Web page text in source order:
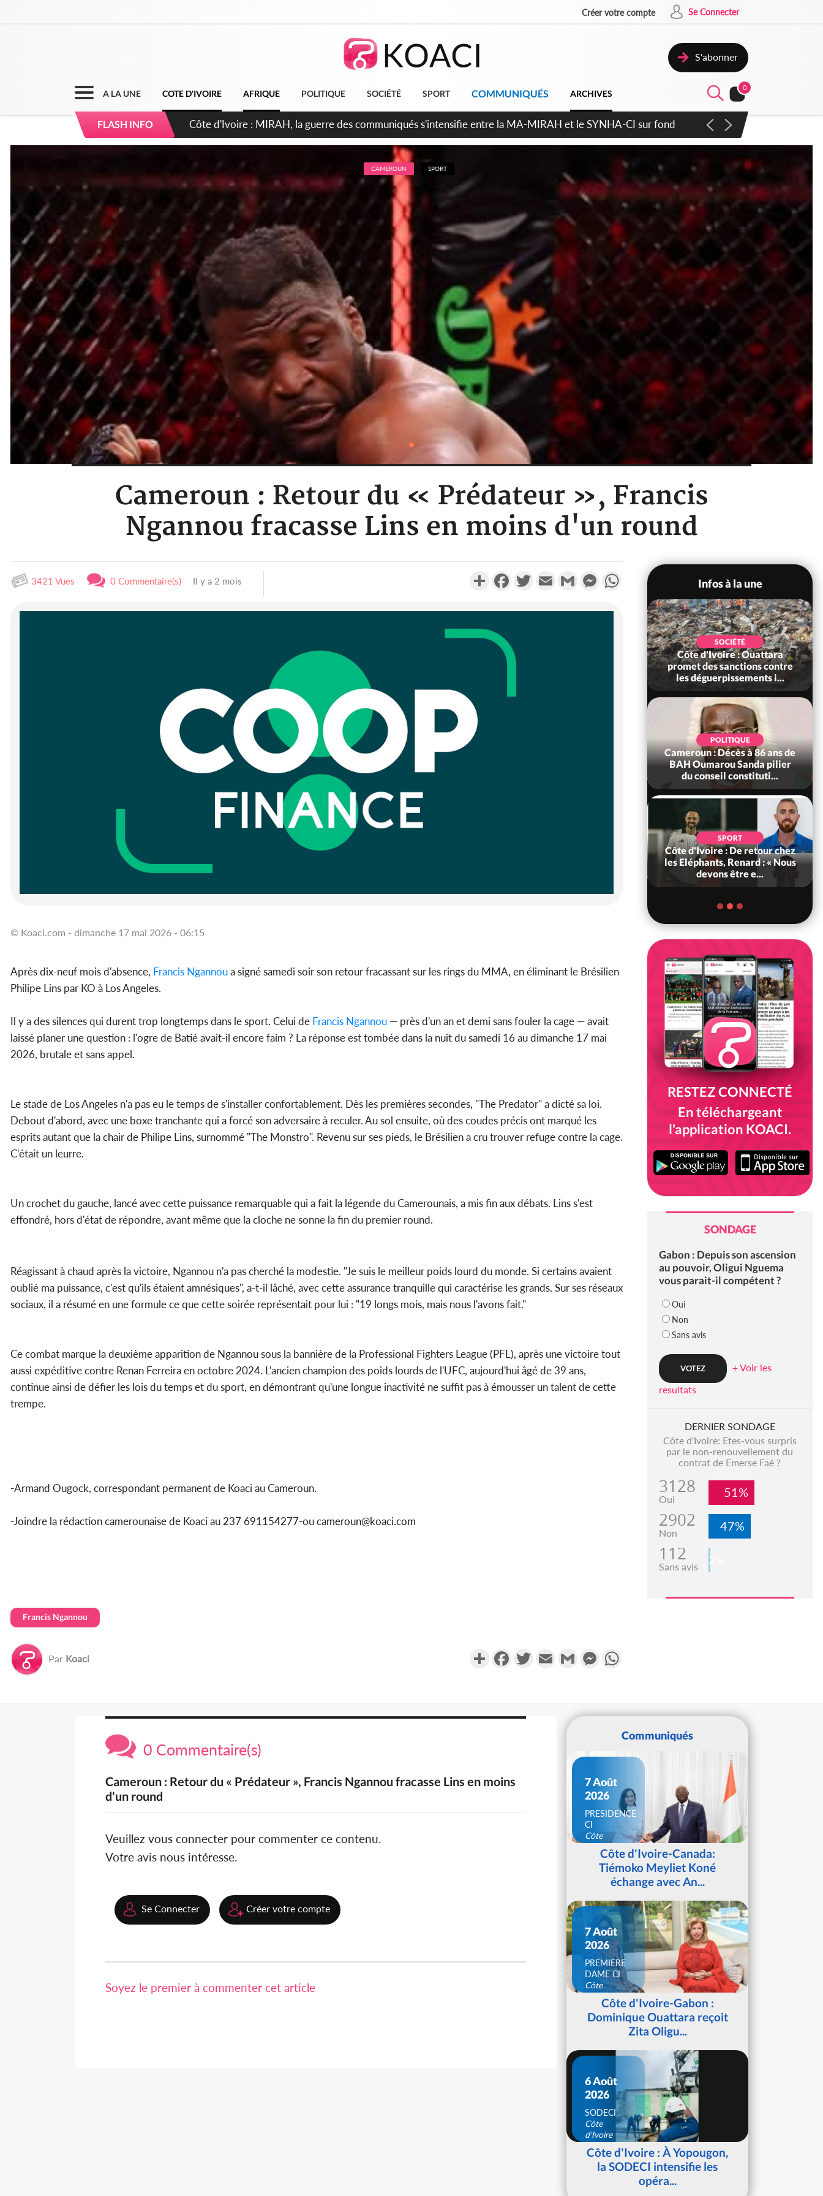
Créer votre compte Se Connecter
S'abonner
A LA UNE COTE D'IVOIRE AFRIQUE POLITIQUE SOCIÉTÉ SPORT COMMUNIQUÉS ARCHIVES
0
FLASH INFO Côte d'Ivoire : Indépendance 2026, Thiam plaide pour un environnement démocratique plus apaisé
CAMEROUN SPORT
Cameroun : Retour du « Prédateur », Francis
Ngannou fracasse Lins en moins d'un round
3421 Vues 0 Commentaire(s) Il y a 2 mois PartagerFacebookTwitterEmail Gmail MessengerWhatsApp
© Koaci.com - dimanche 17 mai 2026 - 06:15
Après dix-neuf mois d'absence, Francis Ngannoua signé samedi soir son retour fracassant sur les rings du MMA, en éliminant le Brésilien
Philipe Lins par KO à Los Angeles.
Il y a des silences qui durent trop longtemps dans le sport. Celui de Francis Ngannou — près d'un an et demi sans fouler la cage — avait
laissé planer une question : l'ogre de Batié avait-il encore faim ? La réponse est tombée dans la nuit du samedi 16 au dimanche 17 mai
2026, brutale et sans appel.
Le stade de Los Angeles n'a pas eu le temps de s'installer confortablement. Dès les premières secondes, "The Predator" a dicté sa loi.
Debout d'abord, avec une boxe tranchante qui a forcé son adversaire à reculer. Au sol ensuite, où des coudes précis ont marqué les
esprits autant que la chair de Philipe Lins, surnommé "The Monstro". Revenu sur ses pieds, le Brésilien a cru trouver refuge contre la cage.
C'était un leurre.
Un crochet du gauche, lancé avec cette puissance remarquable qui a fait la légende du Camerounais, a mis fin aux débats. Lins s'est
effondré, hors d'état de répondre, avant même que la cloche ne sonne la fin du premier round.
Réagissant à chaud après la victoire, Ngannou n'a pas cherché la modestie. "Je suis le meilleur poids lourd du monde. Si certains avaient
oublié ma puissance, c'est qu'ils étaient amnésiques", a-t-il lâché, avec cette assurance tranquille qui caractérise les grands. Sur ses réseaux
sociaux, il a résumé en une formule ce que cette soirée représentait pour lui : "19 longs mois, mais nous l'avons fait."
Ce combat marque la deuxième apparition de Ngannou sous la bannière de la Professional Fighters League (PFL), après une victoire tout
aussi expéditive contre Renan Ferreira en octobre 2024. L'ancien champion des poids lourds de l'UFC, aujourd'hui âgé de 39 ans,
continue ainsi de défier les lois du temps et du sport, en démontrant qu'une longue inactivité ne suffit pas à émousser un talent de cette
trempe.
-Armand Ougock, correspondant permanent de Koaci au Cameroun.
-Joindre la rédaction camerounaise de Koaci au 237 691154277-ou cameroun@koaci.com
Francis Ngannou
Par Koaci PartagerFacebookTwitterEmail Gmail Messenger
Infos à la une
Côte d'Ivoire : Après le pari
réussi du 66e anniversaire,
SOCIÉTÉ
Côte d'Ivoire : Ouattara
promet des sanctions contre
les déguerpissements i...
POLITIQUE
Cameroun : Décès à 86 ans de
BAH Oumarou Sanda pilier
du conseil constituti...
SPORT
Côte d'Ivoire : De retour chez
les Eléphants, Renard : « Nous
devons être e...
RESTEZ CONNECTÉ
En téléchargeant
l'application KOACI.
SONDAGE
Gabon : Depuis son ascension
au pouvoir, Oligui Nguema
vous parait-il compétent ?
Oui
Non
Sans avis
+ Voir les
resultats
DERNIER SONDAGE
Côte d'Ivoire: Etes-vous surpris
par le non-renouvellement du
contrat de Emerse Faé ?
3128
Oui 51%
2902
Non 47%
112
Sans avis 2%
0 Commentaire(s)
Cameroun : Retour du « Prédateur », Francis Ngannou fracasse Lins en moins
d'un round
Veuillez vous connecter pour commenter ce contenu.
Votre avis nous intéresse.
Se Connecter Créer votre compte
Soyez le premier à commenter cet article
Communiqués
7 Août
2026
PRESIDENCE
CI
Côte
d'IvoireCôte d'Ivoire-Canada:
Tiémoko Meyliet Koné
échange avec An...
7 Août
2026
PREMIERE
DAME CI
Côte
d'IvoireCôte d'Ivoire-Gabon :
Dominique Ouattara reçoit
Zita Oligu...
6 Août
2026
SODECI
Côte
d'Ivoire
Côte d'Ivoire : À Yopougon,
la SODECI intensifie les
opéra...